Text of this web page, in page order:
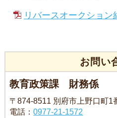
リバースオークション
お問い
教育政策課 財務係
〒874-8511 別府市上野口町1
電話：0977-21-1572